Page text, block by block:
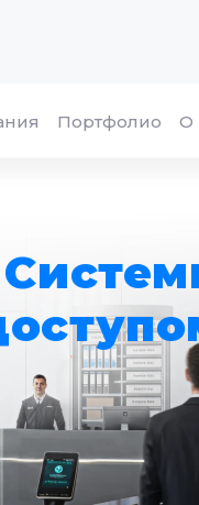
Портфолио О
с